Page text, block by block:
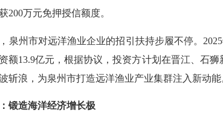
200万元免押授信额度。
州市对远洋渔业企业的招引扶持步履不停。
额13.9亿元，根据协议，投资方计划在晋江、石
斩浪，为泉州市打造远洋渔业产业集群注入新动能
锻造海洋经济增长极